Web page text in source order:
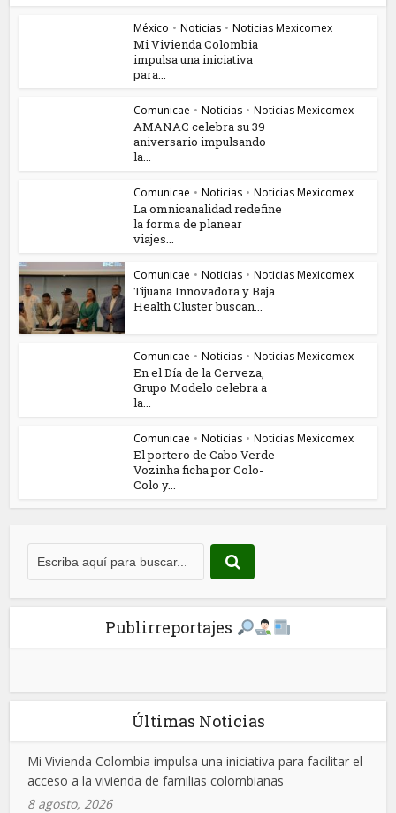
México • Noticias • Noticias Mexicomex
Mi Vivienda Colombia
impulsa una iniciativa
para...
Comunicae • Noticias • Noticias Mexicomex
AMANAC celebra su 39
aniversario impulsando
la...
Comunicae • Noticias • Noticias Mexicomex
La omnicanalidad redefine
la forma de planear
viajes...
Comunicae • Noticias • Noticias Mexicomex
Tijuana Innovadora y Baja
Health Cluster buscan...
Comunicae • Noticias • Noticias Mexicomex
En el Día de la Cerveza,
Grupo Modelo celebra a
la...
Comunicae • Noticias • Noticias Mexicomex
El portero de Cabo Verde
Vozinha ficha por Colo-
Colo y...
Publirreportajes
Últimas Noticias
Mi Vivienda Colombia impulsa una iniciativa para facilitar el
acceso a la vivienda de familias colombianas
8 agosto, 2026